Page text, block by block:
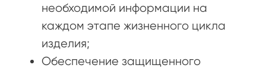
необходимой информации на
каждом этапе жизненного цикла
изделия;
Обеспечение защищенного